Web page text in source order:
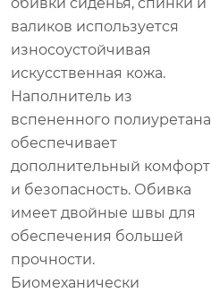
валиков используется
износоустойчивая
искусственная кожа.
Наполнитель из
вспененного полиуретана
обеспечивает
дополнительный комфорт
и безопасность. Обивка
имеет двойные швы для
обеспечения большей
прочности.
Биомеханически